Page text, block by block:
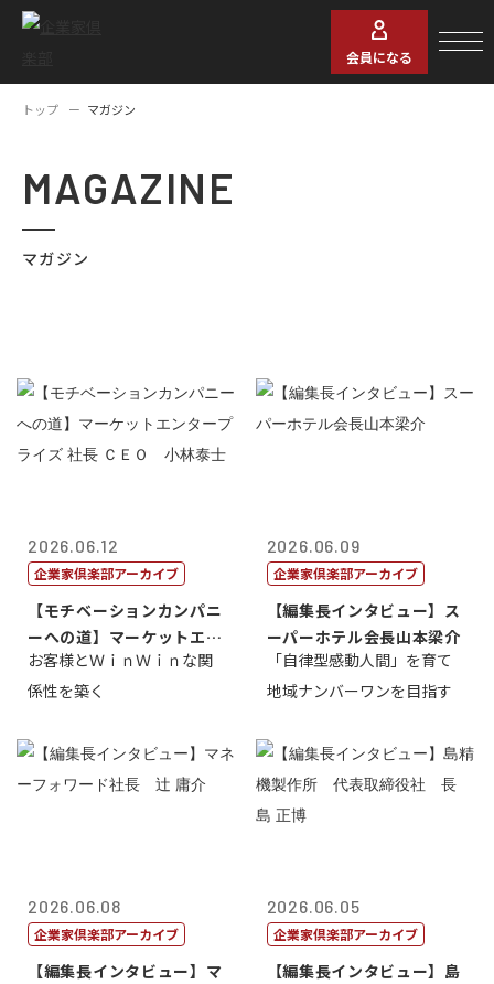
会員になる
トップ マガジン
MAGAZINE
マガジン
2026.06.12
企業家倶楽部アーカイブ
【モチベーションカンパニ
ーへの道】マーケットエン
タープライズ...
お客様とＷｉｎＷｉｎな関
係性を築く
2026.06.09
企業家倶楽部アーカイブ
【編集長インタビュー】ス
ーパーホテル会長山本梁介
「自律型感動人間」を育て
地域ナンバーワンを目指す
2026.06.08
企業家倶楽部アーカイブ
【編集長インタビュー】マ
2026.06.05
企業家倶楽部アーカイブ
【編集長インタビュー】島